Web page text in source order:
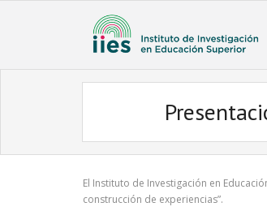
El Instituto de Investigación en
construcción de experiencias”.